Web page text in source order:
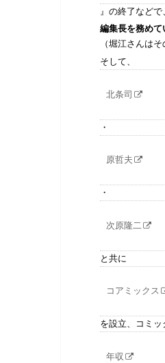
』の終了など
編集長を務めて
（堀江さんは
そして、
北条司
・
原哲夫
・
次原隆二
と共に
コアミックス
を設立、コミッ
年収